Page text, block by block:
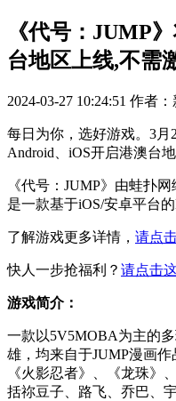
《代号：JUMP
台地区上线,不需
2024-03-27 10:24:51 作者：
每日为你，选好游戏。3月
Android、iOS开启港澳台
《代号：JUMP》由蛙扑
是一款基于iOS/安卓平台
了解游戏更多详情， 请点
快人一步抢福利？ 请点击
游戏简介：
一款以5V5MOBA为主的
雄，均来自于JUMP漫画作
《火影忍者》、《龙珠》
括祢豆子、路飞、乔巴、